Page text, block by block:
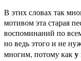
В этих словах так
мотивом эта старая
воспоминаний по
но ведь этого и не
многим, потому каку